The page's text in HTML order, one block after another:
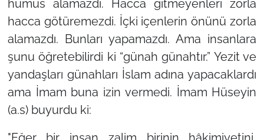
humus alamazdı. Hacca gitmeyenleri zorla
hacca götüremezdi. İçki içenlerin önünü zorla
alamazdı. Bunları yapamazdı. Ama insanlara
şunu öğretebilirdi ki “günah günahtır.” Yezit ve
yandaşları günahları İslam adına yapacaklardı
ama İmam buna izin vermedi. İmam Hüseyin
(a.s) buyurdu ki: